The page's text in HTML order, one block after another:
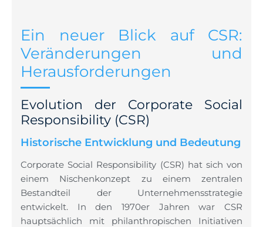
Ein neuer Blick auf CSR:
Veränderungen und
Herausforderungen
Evolution der Corporate Social
Responsibility (CSR)
Historische Entwicklung und Bedeutung
Corporate Social Responsibility (CSR) hat sich von
einem Nischenkonzept zu einem zentralen
Bestandteil der Unternehmensstrategie
entwickelt. In den 1970er Jahren war CSR
hauptsächlich mit philanthropischen Initiativen